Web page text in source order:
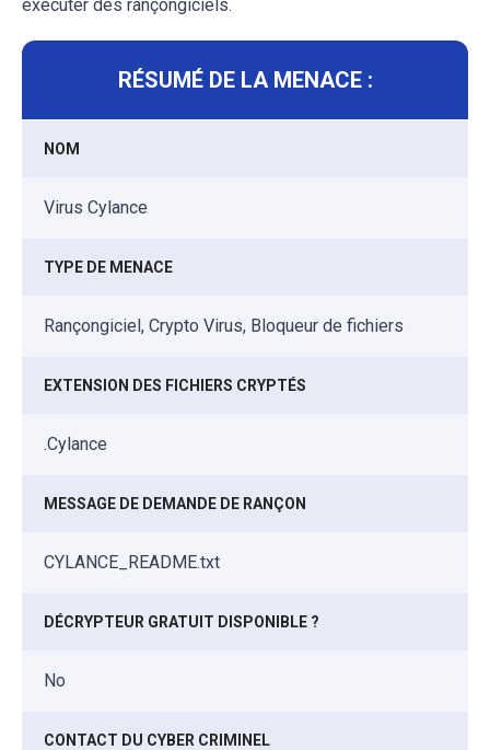
exécuter des rançongiciels.
RÉSUMÉ DE LA MENACE :
NOM
Virus Cylance
TYPE DE MENACE
Rançongiciel, Crypto Virus, Bloqueur de fichiers
EXTENSION DES FICHIERS CRYPTÉS
.Cylance
MESSAGE DE DEMANDE DE RANÇON
CYLANCE_README.txt
DÉCRYPTEUR GRATUIT DISPONIBLE ?
No
CONTACT DU CYBER CRIMINEL